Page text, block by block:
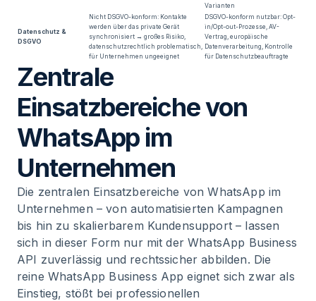
Varianten
Datenschutz &
DSGVO
Nicht DSGVO-konform: Kontakte
werden über das private Gerät
synchronisiert → großes Risiko,
datenschutzrechtlich problematisch,
für Unternehmen ungeeignet
DSGVO-konform nutzbar: Opt-
in/Opt-out-Prozesse, AV-
Vertrag, europäische
Datenverarbeitung, Kontrolle
für Datenschutzbeauftragte
Zentrale
Einsatzbereiche von
WhatsApp im
Unternehmen
Die zentralen Einsatzbereiche von WhatsApp im
Unternehmen – von automatisierten Kampagnen
bis hin zu skalierbarem Kundensupport – lassen
sich in dieser Form nur mit der WhatsApp Business
API zuverlässig und rechtssicher abbilden. Die
reine WhatsApp Business App eignet sich zwar als
Einstieg, stößt bei professionellen